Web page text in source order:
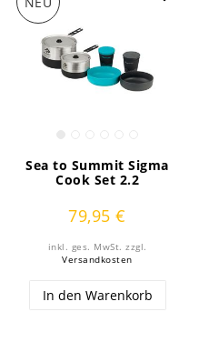
Sea to Summit Sigma
Cook Set 2.2
79,95 €
inkl. ges. MwSt. zzgl.
Versandkosten
In den Warenkorb